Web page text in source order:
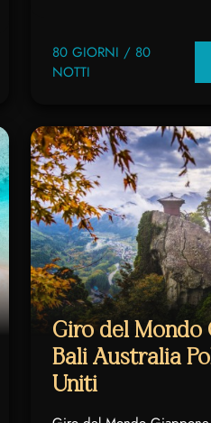
80 GIORNI / 80
NOTTI
Giro del Mondo
Bali Australia
Uniti